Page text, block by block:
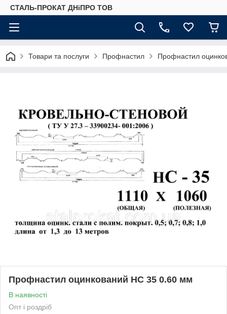
СТАЛЬ-ПРОКАТ ДНіПРО ТОВ
Товари та послуги Профнастил Профнастил
Профнастил оцинкований НС 35 0.60 мм
В наявності
Опт і роздріб